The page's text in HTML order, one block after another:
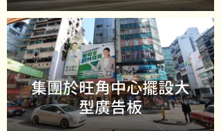
集團於旺角中心擺設大
型廣告板